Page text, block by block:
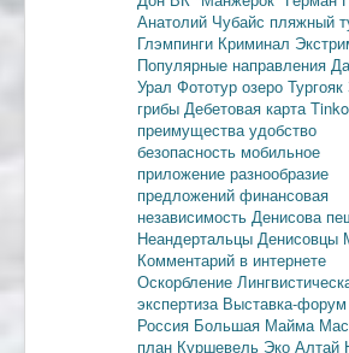
Анатолий Чубайс пляжный
Глэмпинги Криминал
Популярные направления
Урал Фототур озеро Тургояк
грибы Дебетовая карта
преимущества удобство
безопасность мобильное
приложение разнообразие
предложений финансовая
независимость Денисова
Неандертальцы Денисовцы
Комментарий в интернете
Оскорбление
экспертиза Выставка-форум
Россия Большая Майма
план Куршевель Эко Алтай